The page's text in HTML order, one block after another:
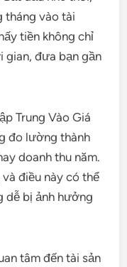
tháng vào tài
tiền không chỉ
gian, đưa bạn gần
Trung Vào Giá
đo lường thành
doanh thu năm.
điều này có thể
dễ bị ảnh hưởng
tâm đến tài sản